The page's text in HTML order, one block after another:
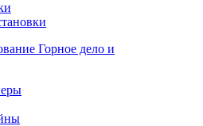
Горное дело и